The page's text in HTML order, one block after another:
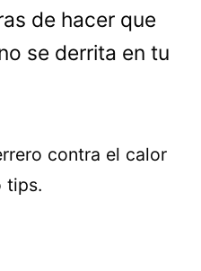
de hacer que
se derrita en tu
contra el calor
tips.